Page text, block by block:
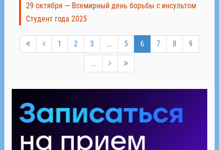
29 октября — Всемирный день борьбы с инсультом
Студент года 2025
1 2 3 ... 5 6 7 8 9
...